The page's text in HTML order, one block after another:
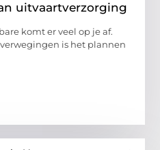
uitvaartverzorging
komt er veel op je af.
is het plannen